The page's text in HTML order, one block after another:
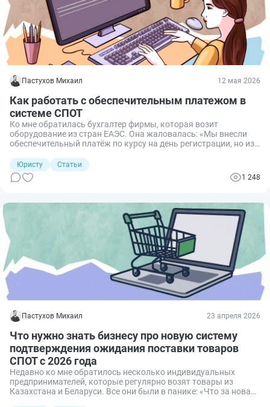
Пастухов Михаил 12 мая 2026
Как работать с обеспечительным платежом в
системе СПОТ
Ко мне обратилась бухгалтер фирмы, которая возит
оборудование из стран ЕАЭС. Она жаловалась: «Мы внесли
обеспечительный платёж по курсу на день регистрации, но из-
нам отказали». Я помог разобраться с пересчётом и
возвратом излишка. Рассказываю, как не ошибиться с
размером платежа и вернуть переплату за три года.
Юристу
Статьи
1 248
Пастухов Михаил 23 апреля 2026
Что нужно знать бизнесу про новую систему
подтверждения ожидания поставки товаров
СПОТ с 2026 года
Недавно ко мне обратилось несколько индивидуальных
предпринимателей, которые регулярно возят товары из
Казахстана и Беларуси. Все они были в панике: «Что за новая